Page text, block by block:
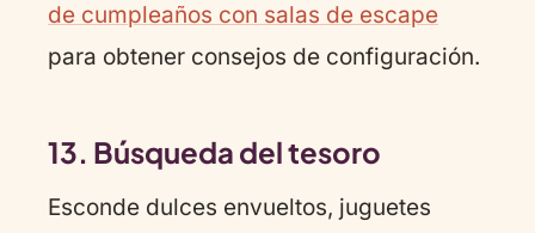
de cumpleaños con salas de escape
para obtener consejos de configuración.
13. Búsqueda del tesoro
Esconde dulces envueltos, juguetes